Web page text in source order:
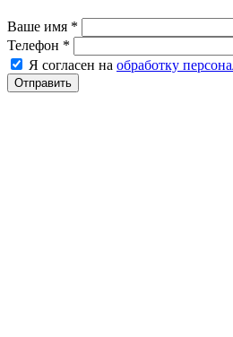
Ваше имя *
Телефон *
Я согласен на обработку